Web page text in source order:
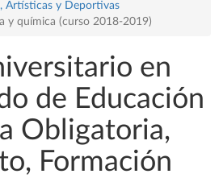
Artísticas y Deportivas
y química (curso 2018-2019)
en
de Educación
Obligatoria,
Formación